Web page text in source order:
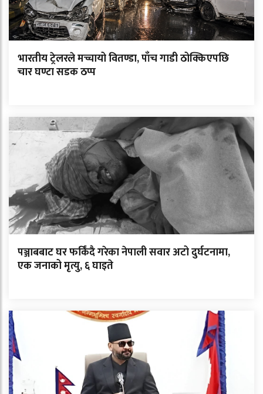
भारतीय ट्रेलरले मच्चायो वितण्डा, पाँच गाडी ठोक्किएपछि
चार घण्टा सडक ठप्प
पञ्जाबबाट घर फर्किंदै गरेका नेपाली सवार अटो दुर्घटनामा,
एक जनाको मृत्यु, ६ घाइते